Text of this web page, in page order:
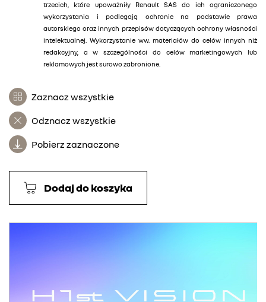
trzecich, które upoważniły Renault SAS do ich ograniczonego
wykorzystania i podlegają ochronie na podstawie prawa
autorskiego oraz innych przepisów dotyczących ochrony własności
intelektualnej. Wykorzystanie ww. materiałów do celów innych niż
redakcyjny, a w szczególności do celów marketingowych lub
reklamowych jest surowo zabronione.
Zaznacz wszystkie
Odznacz wszystkie
Pobierz zaznaczone
Dodaj do koszyka